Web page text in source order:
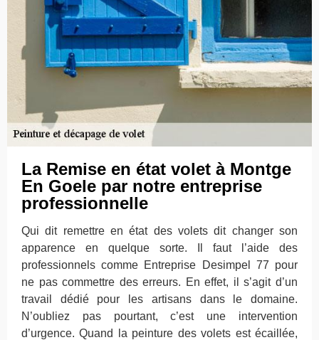
La Remise en état volet à Montge
En Goele par notre entreprise
professionnelle
Qui dit remettre en état des volets dit changer son
apparence en quelque sorte. Il faut l’aide des
professionnels comme Entreprise Desimpel 77 pour
ne pas commettre des erreurs. En effet, il s’agit d’un
travail dédié pour les artisans dans le domaine.
N’oubliez pas pourtant, c’est une intervention
d’urgence. Quand la peinture des volets est écaillée,